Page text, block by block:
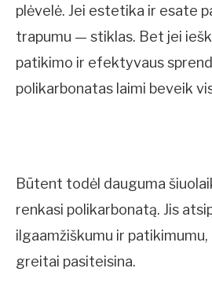
plėvelė. Jei estetika ir esate
trapumu — stiklas. Bet jei
patikimo ir efektyvaus
polikarbonatas laimi beveik
Būtent todėl dauguma
renkasi polikarbonatą. Jis
ilgaamžiškumu ir patikimumu,
greitai pasiteisina.